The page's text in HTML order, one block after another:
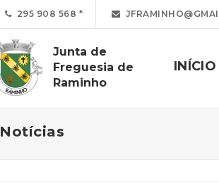
295 908 568
Junta de
Freguesia de
Raminho
INÍCIO
Notícias